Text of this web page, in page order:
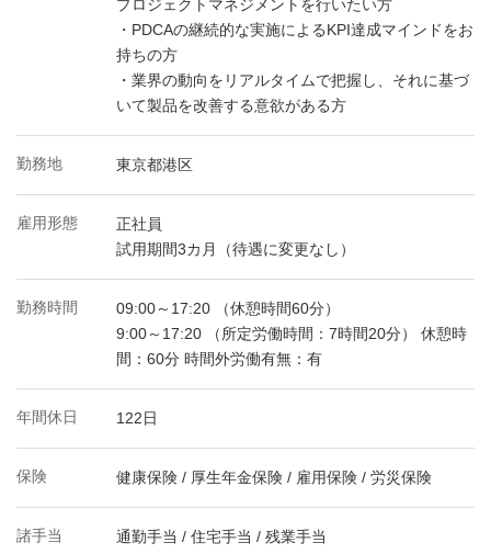
プロジェクトマネジメントを行いたい方
・PDCAの継続的な実施によるKPI達成マインドをお
持ちの方
・業界の動向をリアルタイムで把握し、それに基づ
いて製品を改善する意欲がある方
勤務地 東京都港区
雇用形態
正社員
試用期間3カ月（待遇に変更なし）
勤務時間
09:00～17:20 （休憩時間60分）
9:00～17:20 （所定労働時間：7時間20分） 休憩時
間：60分 時間外労働有無：有
年間休日 122日
保険 健康保険 / 厚生年金保険 / 雇用保険 / 労災保険
諸手当 通勤手当 / 住宅手当 / 残業手当